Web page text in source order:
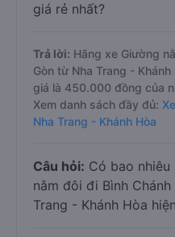
giá rẻ nhất?
Trả lời: Hãng xe Giường
Gòn từ Nha Trang -
giá là 450.000 đồng của
Xem danh sách đầy đủ:
Nha Trang - Khánh Hòa
Câu hỏi: Có bao
nằm đôi đi Bình
Trang - Khánh Hòa